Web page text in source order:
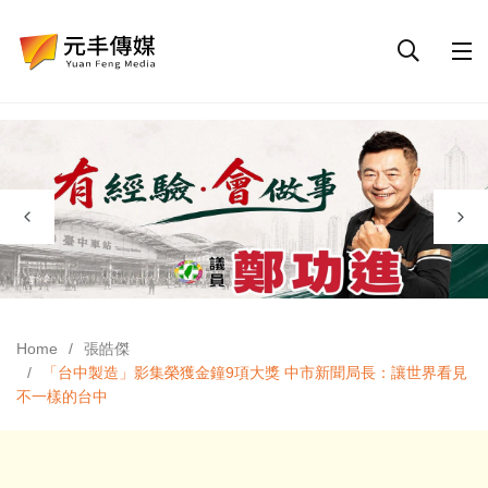
Home
張皓傑
「台中製造」影集榮獲金鐘9項大獎 中市新聞局長：讓世界看見
不一樣的台中